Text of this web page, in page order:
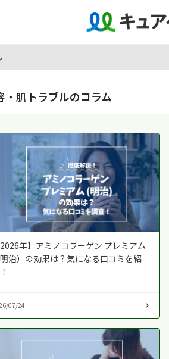
・肌トラブルのコラム
2026年】アミノコラーゲン プレミアム
明治）の効果は？気になる口コミを紹
07/24